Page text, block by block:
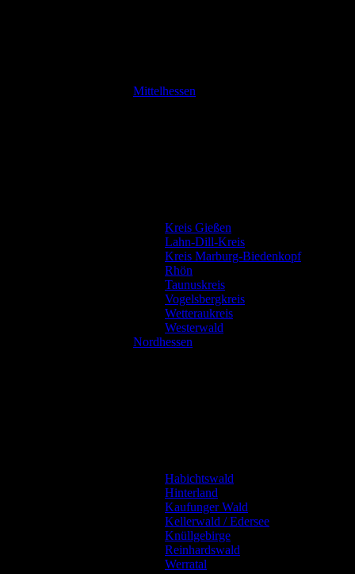
Mittelhessen
Kreis Gießen
Lahn-Dill-Kreis
Kreis Marburg-Biedenkopf
Rhön
Taunuskreis
Vogelsbergkreis
Wetteraukreis
Westerwald
Nordhessen
Habichtswald
Hinterland
Kaufunger Wald
Kellerwald / Edersee
Knüllgebirge
Reinhardswald
Werratal